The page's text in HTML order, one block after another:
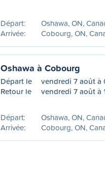
Départ:
Oshawa, ON,
Arrivée:
Cobourg, ON,
Oshawa à Cobourg
Départ le
vendredi 7 août à
Retour le
vendredi 7 août à
Départ:
Oshawa, ON,
Arrivée:
Cobourg, ON,